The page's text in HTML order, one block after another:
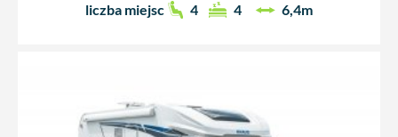
liczba miejsc 4 4 6,4m